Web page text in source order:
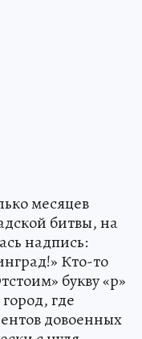
месяцев
битвы, на
надпись:
Кто-то
букву «р»
где
довоенных